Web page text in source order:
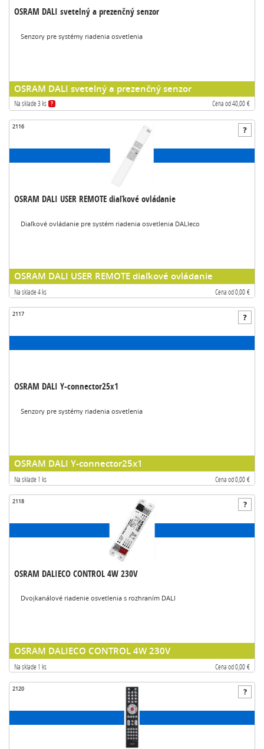
OSRAM DALI svetelný a prezenčný senzor
Senzory pre systémy riadenia osvetlenia
OSRAM DALI svetelný a prezenčný senzor
Na sklade 3 ks ? Cena od 40,00 €
2116
OSRAM DALI USER REMOTE diaľkové ovládanie
Diaľkové ovládanie pre systém riadenia osvetlenia DALIeco
OSRAM DALI USER REMOTE diaľkové ovládanie
Na sklade 4 ks Cena od 0,00 €
2117
OSRAM DALI Y-connector25x1
Senzory pre systémy riadenia osvetlenia
OSRAM DALI Y-connector25x1
Na sklade 1 ks Cena od 0,00 €
2118
OSRAM DALIECO CONTROL 4W 230V
Dvojkanálové riadenie osvetlenia s rozhraním DALI
OSRAM DALIECO CONTROL 4W 230V
Na sklade 1 ks Cena od 0,00 €
2120